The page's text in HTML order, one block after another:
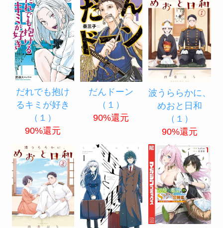
だれでも抱け
るキミが好き
（１）
90%還元
だんドーン
（１）
90%還元
波うららかに、
めおと日和
（１）
90%還元